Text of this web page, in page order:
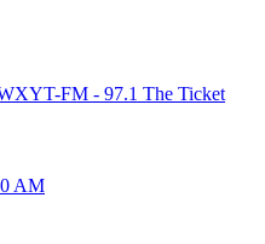
FM - 97.1 The Ticket
AM